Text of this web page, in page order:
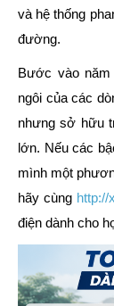
và hệ thống
đường.
Bước vào
ngôi của các
nhưng sở hữu
lớn. Nếu các
mình một
hãy cùng http://
điện dành cho